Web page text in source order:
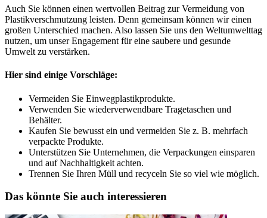
Auch Sie können einen wertvollen Beitrag zur Vermeidung von
Plastikverschmutzung leisten. Denn gemeinsam können wir einen
großen Unterschied machen. Also lassen Sie uns den Weltumwelttag
nutzen, um unser Engagement für eine saubere und gesunde
Umwelt zu verstärken.
Hier sind einige Vorschläge:
Vermeiden Sie Einwegplastikprodukte.
Verwenden Sie wiederverwendbare Tragetaschen und
Behälter.
Kaufen Sie bewusst ein und vermeiden Sie z. B. mehrfach
verpackte Produkte.
Unterstützen Sie Unternehmen, die Verpackungen einsparen
und auf Nachhaltigkeit achten.
Trennen Sie Ihren Müll und recyceln Sie so viel wie möglich.
Das könnte Sie auch interessieren